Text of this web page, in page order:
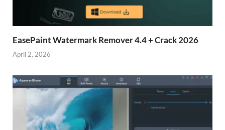
EasePaint Watermark Remover 4.4 + Crack 2026
April 2, 2026